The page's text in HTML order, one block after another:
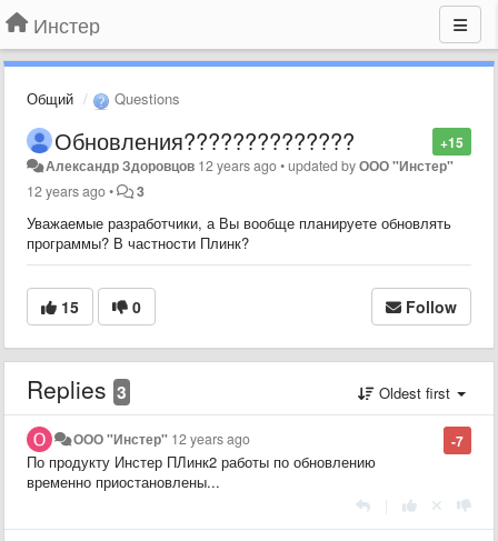
Инстер
Общий Questions
+15
Обновления??????????????
Александр Здоровцов 12 years ago•updated byООО "Инстер"
12 years ago• 3
Уважаемые разработчики, а Вы вообще планируете обновлять
программы? В частности Плинк?
15 0 Follow
Replies 3 Oldest first
-7
ООО "Инстер" 12 years ago
По продукту Инстер ПЛинк2 работы по обновлению
временно приостановлены...